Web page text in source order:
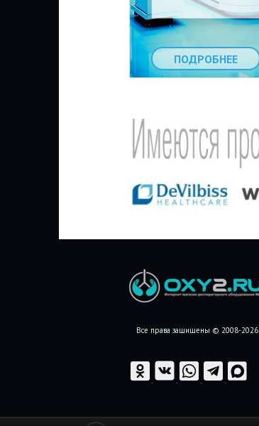
ПОДРОБНЕЕ
Все права защищены © 2008-2026